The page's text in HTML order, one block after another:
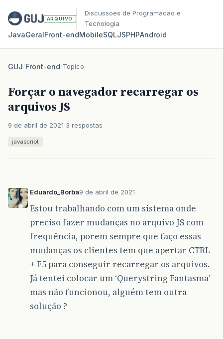
ARQUIVO
Discussoes de Programacao e
Tecnologia
JavaGeralFront‑endMobileSQLJSPHPAndroid
GUJ/Front-end/Topico
Forçar o navegador recarregar os
arquivos JS
9 de abril de 2021 3 respostas
javascript
Eduardo_Borba9 de abril de 2021
Estou trabalhando com um sistema onde
preciso fazer mudanças no arquivo JS com
frequência, porem sempre que faço essas
mudanças os clientes tem que apertar CTRL
+ F5 para conseguir recarregar os arquivos.
Já tentei colocar um ‘Querystring Fantasma’
mas não funcionou, alguém tem outra
solução ?